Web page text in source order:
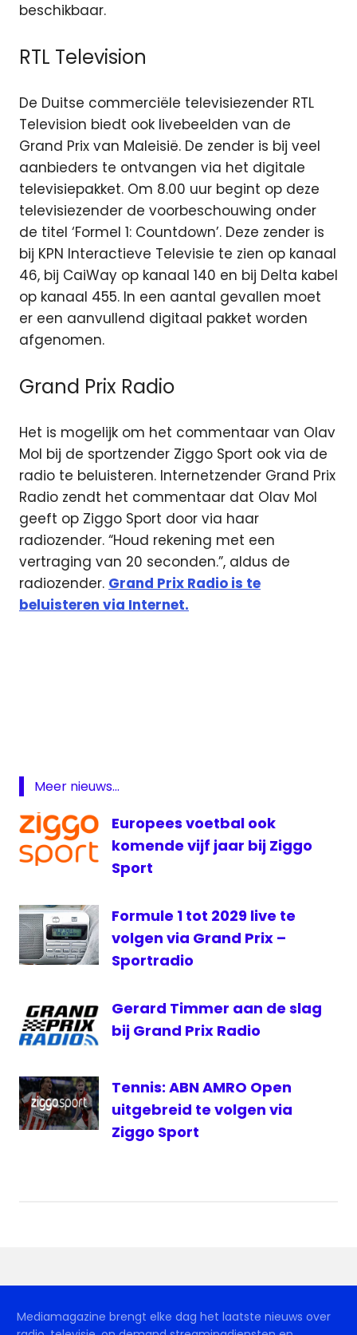
beschikbaar.
RTL Television
De Duitse commerciële televisiezender RTL
Television biedt ook livebeelden van de
Grand Prix van Maleisië. De zender is bij veel
aanbieders te ontvangen via het digitale
televisiepakket. Om 8.00 uur begint op deze
televisiezender de voorbeschouwing onder
de titel ‘Formel 1: Countdown’. Deze zender is
bij KPN Interactieve Televisie te zien op kanaal
46, bij CaiWay op kanaal 140 en bij Delta kabel
op kanaal 455. In een aantal gevallen moet
er een aanvullend digitaal pakket worden
afgenomen.
Grand Prix Radio
Het is mogelijk om het commentaar van Olav
Mol bij de sportzender Ziggo Sport ook via de
radio te beluisteren. Internetzender Grand Prix
Radio zendt het commentaar dat Olav Mol
geeft op Ziggo Sport door via haar
radiozender. “Houd rekening met een
vertraging van 20 seconden.”, aldus de
radiozender. Grand Prix Radio is te
beluisteren via Internet.
Prix
Maleisië
Grand
prix
Radio
Formule
1
live
Verstappen
Olav
Verstappen
Ziggo
Sport
Meer nieuws...
Europees voetbal ook
komende vijf jaar bij Ziggo
Sport
Formule 1 tot 2029 live te
volgen via Grand Prix –
Sportradio
Gerard Timmer aan de slag
bij Grand Prix Radio
Tennis: ABN AMRO Open
uitgebreid te volgen via
Ziggo Sport
Mediamagazine brengt elke dag het laatste nieuws over